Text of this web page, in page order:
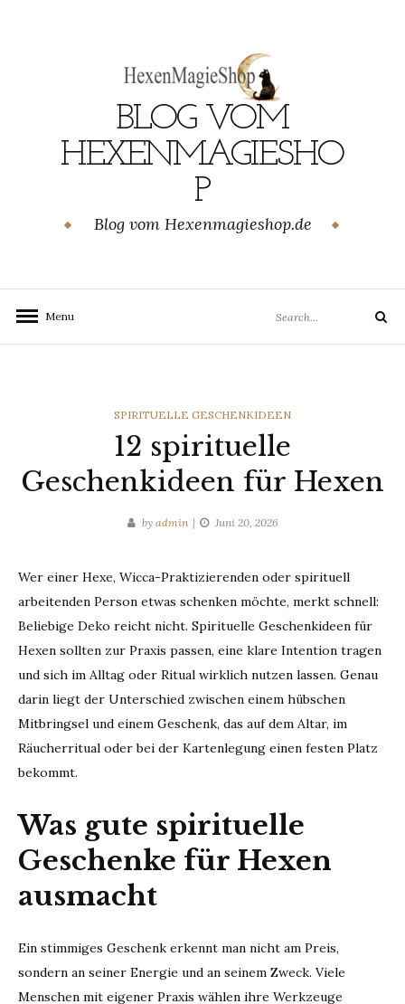
BLOG VOM
HEXENMAGIESHO
P
Blog vom Hexenmagieshop.de
Menu
for:
Search
CATEGORIES
SPIRITUELLE GESCHENKIDEEN
12 spirituelle
Geschenkideen für Hexen
by admin Juni 20, 2026
Wer einer Hexe, Wicca-Praktizierenden oder spirituell
arbeitenden Person etwas schenken möchte, merkt schnell:
Beliebige Deko reicht nicht. Spirituelle Geschenkideen für
Hexen sollten zur Praxis passen, eine klare Intention tragen
und sich im Alltag oder Ritual wirklich nutzen lassen. Genau
darin liegt der Unterschied zwischen einem hübschen
Mitbringsel und einem Geschenk, das auf dem Altar, im
Räucherritual oder bei der Kartenlegung einen festen Platz
bekommt.
Was gute spirituelle
Geschenke für Hexen
ausmacht
Ein stimmiges Geschenk erkennt man nicht am Preis,
sondern an seiner Energie und an seinem Zweck. Viele
Menschen mit eigener Praxis wählen ihre Werkzeuge